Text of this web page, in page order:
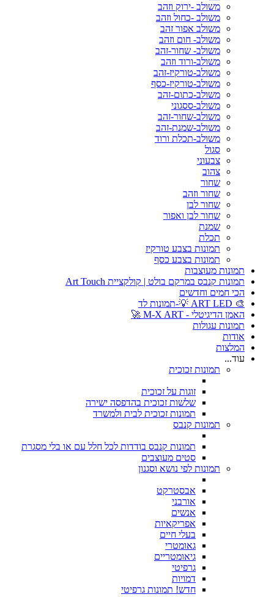
משולב -ירוק וזהב
משולב -כחול וזהב
משולב אפור זהב
משולב- חום וזהב
משולב- שחור-זהב
משולב-ורוד וזהב
משולב-טורקיז-זהב
משולב-טורקיז-כסף
משולב-כתום-זהב
משולב-ססגוני
משולב-שחור-זהב
משולב-שמנת-זהב
משולב-תכלת ורוד
סגול
צבעוני
צהוב
שחור
שחור וזהב
שחור לבן
שחור לבן ואפור
שמנת
תכלת
תמונות בצבע טורקיז
תמונות בצבע כסף
תמונות מעוצבות
תמונות קנבס במרקם בולט | קולקציית Art Touch
הכי חמים וחדשים
🎨 ART LED 💡-תמונות לד
האמן הדיגיטלי - M-X ART 🚀
תמונות עגולות
אודות
המלצות
עוד...
תמונות זכוכית
זוגות על זכוכית
שלשות זכוכית בהדפסה ישירה
תמונות זכוכית לבית ולמשרד
תמונות קנבס
תמונות קנבס בודדות לכל חלל עם או בלי מסגרת
סטים מעוצבים
תמונות לפי נושא וסגנון
אבסטרקט
אורבני
אנשים
אפריקאיות
בעלי חיים
גאומטרי
גיאומטריים
גרפיטי
דמויות
חדש! תמונות גרפיטי